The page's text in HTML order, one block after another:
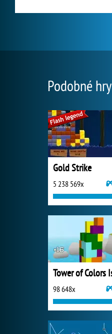
Podobné hry
Gold Strike
5 238 569x
98 648x